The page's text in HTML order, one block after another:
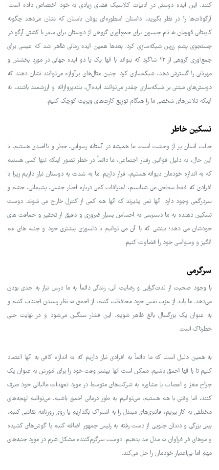
کنند. این ایده دوستی در ادبیات کلاسیک فضای زیادی به خود اختصاص داده است.
آرگونات‌ها را در نظر بگیرید، داستان اسطوره‌ای یونان باستان که نشان می‌دهد چگونه
کاپیتانی قهرمان به نام جیسون برای جمع‌آوری گروهی از دوستان برای سفر با کشتی آرگو در
جستجوی پشم زرین شبکه‌سازی کرد. بعدها همین ایده زمانی ظاهر شد که عیسی برای
جمع‌آوری گروهی از ۱۲ شاگرد که بتواند با آنها یک یا دو ایده جهانی در مورد بخشش و
مهربانی را گسترش دهد، شبکه‌سازی کرد. چنین مثال‌های پرآوازه می‌توانند نشان دهند که
دوستی‌های مبتنی بر شبکه‌سازی چقدر می‌توانند ایده‌آل، بلندپروازانه و ارزشمند باشند، نه
اینکه تلاش‌های شخصی ما را هنگام توزیع کارت‌های ویزیت کوچک کنیم.
تسکین خاطر
حالت انسان پر از وحشت است. ما همیشه در آستانه رسوایی، خطر و ناامیدی هستیم. با
این حال، به دلیل قوانین رفتار اجتماعی، ما دائماً در خطر تصور اینکه تنها کسی هستیم
که به اندازه خودمان دیوانه هستیم، قرار داریم. ما به شدت به دوستان نیاز داریم زیرا با
افرادی که فقط سطحی می شناسیم، اعترافات کمی درباره اجبار جنسی، پشیمانی، خشم و
سردرگمی وجود دارد. آنها نمی پذیرند که آنها هم کمی از کنترل خارج می شوند. دوست
تسکین دهنده به ما دسترسی به احساس بسیار ضروری و دقیق از تحقیر و حماقت های
خودشان می دهد؛ بینشی که با آن می توانیم با دلسوزی بیشتری خود و جنبه های غم
انگیز و وسواسی خود را قضاوت کنیم.
سرگرمی
با وجود صحبت از لذت‌گرایی و رضایت آنی، زندگی دائماً به ما درس نیاز به جدی بودن
می‌دهد. ما باید از عزت نفس خود محافظت کنیم، از احمق به نظر رسیدن اجتناب کنیم و
به عنوان یک بزرگسال بالغ ظاهر شویم. این فشار سنگین می‌شود و در نهایت حتی
خطرناک است.
به همین دلیل است که ما دائماً به افرادی نیاز داریم که به اندازه کافی به آنها اعتماد
کنیم تا با آنها احمق باشیم. ممکن است آنها بیشتر وقت خود را برای آموزش به عنوان یک
جراح مغز و اعصاب یا مشاوره به شرکت‌های متوسط در مورد تعهدات مالیاتی خود صرف
کنند، اما وقتی با هم هستیم، می‌توانیم به طور درمانی احمق باشیم. می‌توانیم لهجه‌های
مختلفی به کار ببریم، فانتزی‌های مبتذل را به اشتراک بگذاریم یا روی روزنامه نقاشی کنیم،
بینی بزرگی و دندان جلویی از دست رفته به رئیس جمهور اضافه کنیم یا گوش‌های کشیده
و موهای فر فراوان به مدل مد بدهیم. دوست سرگرم‌کننده مشکل شرم در مورد جنبه‌های
مهم اما بی‌اعتبار خودمان را حل می‌کند.